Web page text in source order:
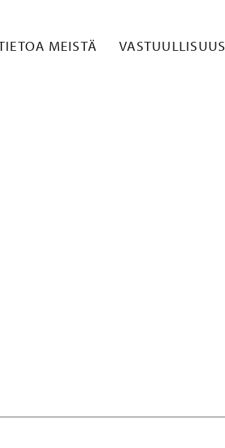
MEISTÄ VASTUULLISUUS
1